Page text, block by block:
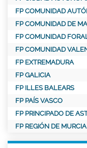
FP COMUNIDAD
FP COMUNIDAD DE
FP COMUNIDAD
FP COMUNIDAD
FP EXTREMADURA
FP GALICIA
FP ILLES BALEARS
FP PAÍS VASCO
FP PRINCIPADO DE
FP REGIÓN DE MURCIA